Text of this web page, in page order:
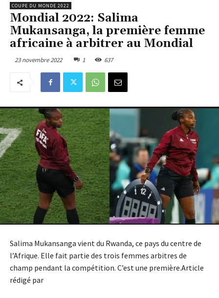
COUPE DU MONDE 2022
Mondial 2022: Salima
Mukansanga, la première femme
africaine à arbitrer au Mondial
23 novembre 2022 1 637
Salima Mukansanga vient du Rwanda, ce pays du centre de
l’Afrique. Elle fait partie des trois femmes arbitres de
champ pendant la compétition. C’est une première.Article
rédigé par